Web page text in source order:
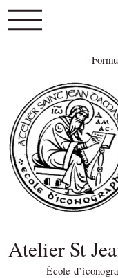
Atelier St
École